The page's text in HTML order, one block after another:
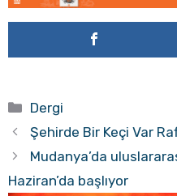
Kategoriler
Dergi
Şehirde Bir Keçi Var
Mudanya’da
Haziran’da başlıyor